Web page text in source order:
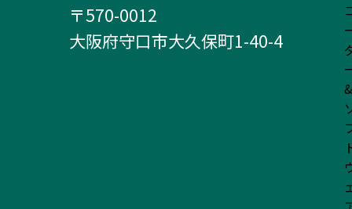
〒570-0012
大阪府守口市大久保町1-40-4
&